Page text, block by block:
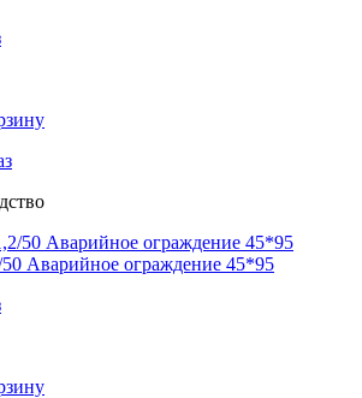
Аварийное ограждение 45*95